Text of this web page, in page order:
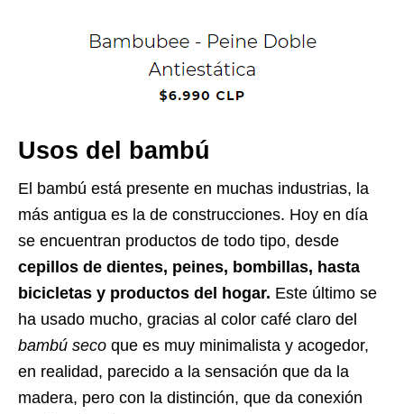
Usos del bambú
El bambú está presente en muchas industrias, la
más antigua es la de construcciones. Hoy en día
se encuentran productos de todo tipo, desde
cepillos de dientes, peines, bombillas, hasta
bicicletas y productos del hogar. Este último se
ha usado mucho, gracias al color café claro del
bambú seco que es muy minimalista y acogedor,
en realidad, parecido a la sensación que da la
madera, pero con la distinción, que da conexión